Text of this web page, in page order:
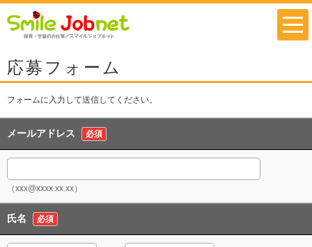
応募フォーム
フォームに入力して送信してください。
メールアドレス 必須
（xxx@xxxx.xx.xx）
氏名 必須